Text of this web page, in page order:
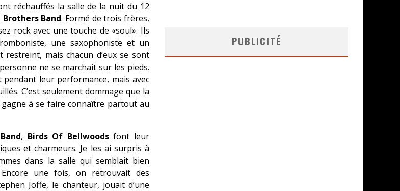
réchauffés la salle de la nuit du 12
Brothers Band. Formé de trois frères,
rock avec une touche de «soul». Ils
une saxophoniste et un
restreint, mais chacun d’eux se sont
ne se marchait sur les pieds.
pendant leur performance, mais avec
C’est seulement dommage que la
à se faire connaître partout au
, Birds Of Bellwoodsfont leur
et charmeurs. Je les ai surpris à
dans la salle qui semblait bien
une fois, on retrouvait des
Joffe, le chanteur, jouait d’une
PUBLICITÉ